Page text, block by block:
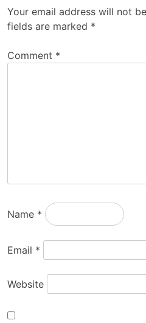
Your email address will not
fields are marked *
Comment *
Name *
Email *
Website